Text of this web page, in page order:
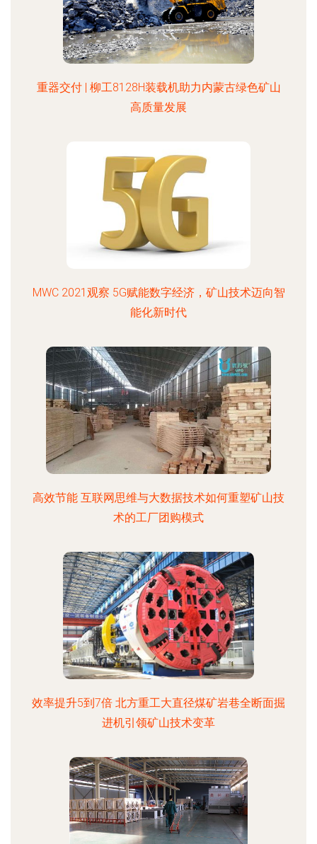
重器交付 | 柳工8128H装载机助力内蒙古绿色矿山
高质量发展
MWC 2021观察 5G赋能数字经济，矿山技术迈向智
能化新时代
高效节能 互联网思维与大数据技术如何重塑矿山技
术的工厂团购模式
效率提升5到7倍 北方重工大直径煤矿岩巷全断面掘
进机引领矿山技术变革